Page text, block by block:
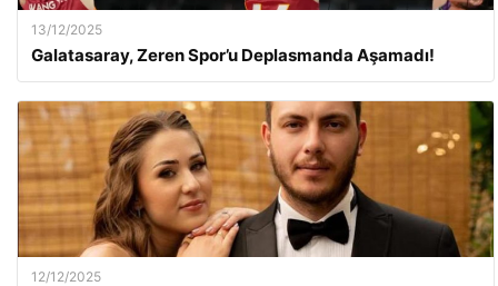
13/12/2025
Galatasaray, Zeren Spor’u Deplasmanda Aşamadı!
12/12/2025